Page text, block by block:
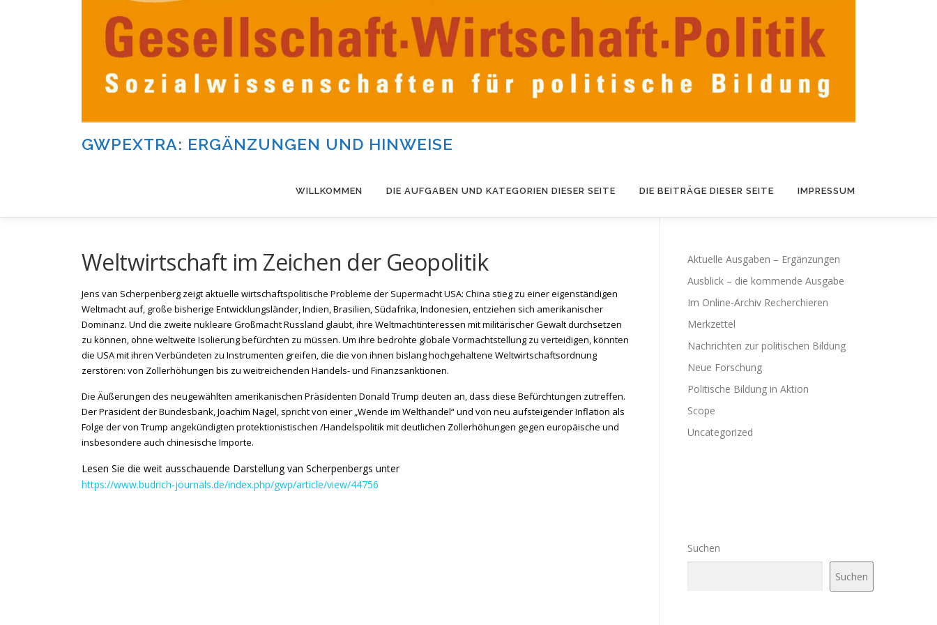
GWPEXTRA: ERGÄNZUNGEN UND HINWEISE
WILLKOMMEN DIE AUFGABEN UND KATEGORIEN DIESER SEITE DIE BEITRÄGE DIESER SEITE IMPRESSUM
Weltwirtschaft im Zeichen der Geopolitik
Jens van Scherpenberg zeigt aktuelle wirtschaftspolitische Probleme der Supermacht USA: China stieg zu einer eigenständigen
Weltmacht auf, große bisherige Entwicklungsländer, Indien, Brasilien, Südafrika, Indonesien, entziehen sich amerikanischer
Dominanz. Und die zweite nukleare Großmacht Russland glaubt, ihre Weltmachtinteressen mit militärischer Gewalt durchsetzen
zu können, ohne weltweite Isolierung befürchten zu müssen. Um ihre bedrohte globale Vormachtstellung zu verteidigen, könnten
die USA mit ihren Verbündeten zu Instrumenten greifen, die die von ihnen bislang hochgehaltene Weltwirtschaftsordnung
zerstören: von Zollerhöhungen bis zu weitreichenden Handels- und Finanzsanktionen.
Die Äußerungen des neugewählten amerikanischen Präsidenten Donald Trump deuten an, dass diese Befürchtungen zutreffen.
Der Präsident der Bundesbank, Joachim Nagel, spricht von einer „Wende im Welthandel“ und von neu aufsteigender Inflation als
Folge der von Trump angekündigten protektionistischen /Handelspolitik mit deutlichen Zollerhöhungen gegen europäische und
insbesondere auch chinesische Importe.
Lesen Sie die weit ausschauende Darstellung van Scherpenbergs unter
https://www.budrich-journals.de/index.php/gwp/article/view/44756
Aktuelle Ausgaben – Ergänzungen
Ausblick – die kommende Ausgabe
Im Online-Archiv Recherchieren
Merkzettel
Nachrichten zur politischen Bildung
Neue Forschung
Politische Bildung in Aktion
Scope
Uncategorized
Suchen
Suchen